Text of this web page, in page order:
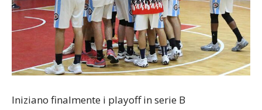
Iniziano finalmente i playoff in serie B